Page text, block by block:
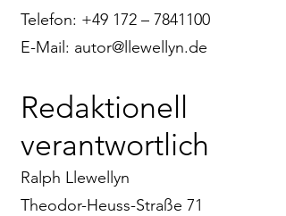
Telefon: +49 172 – 7841100
E-Mail: autor@llewellyn.de
Redaktionell
verantwortlich
Ralph Llewellyn
Theodor-Heuss-Straße 71